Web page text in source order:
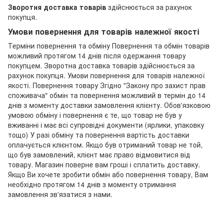
Зворотня доставка товарів здійснюється за рахунок
покупця.
Умови повернення для товарів належної якості
Терміни повернення та обміну Повернення та обмін товарів
можливий протягом 14 днів після одержання товару
покупцем. Зворотна доставка товарів здійснюється за
рахунок покупця. Умови повернення для товарів належної
якості. Повернення товару Згідно "Закону про захист прав
споживача" обмін та повернення можливий в термін до 14
днів з моменту доставки замовлення клієнту. Обов'язковою
умовою обміну і повернення є те, що товар не був у
вживанні і має всі супровідні документи (ярлики, упаковку
тощо) У разі обміну та повернення вартість доставки
оплачується клієнтом. Якщо був отриманий товар не той,
що був замовлений, клієнт має право відмовитися від
товару. Магазин поверне вам гроші і сплатить доставку.
Якщо Ви хочете зробити обмін або повернення товару, Вам
необхідно протягом 14 днів з моменту отримання
замовлення зв'язатися з нами.